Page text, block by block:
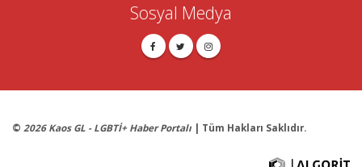
Sosyal Medya
© 2026 Kaos GL - LGBTİ+ Haber Portalı | Tüm Hakları Saklıdır.